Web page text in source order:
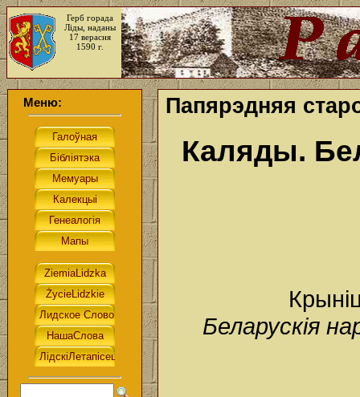
Герб горада
Ліды, наданы
17 верасня
1590 г.
Меню: Папярэдняя
Каляды.
Беларускія